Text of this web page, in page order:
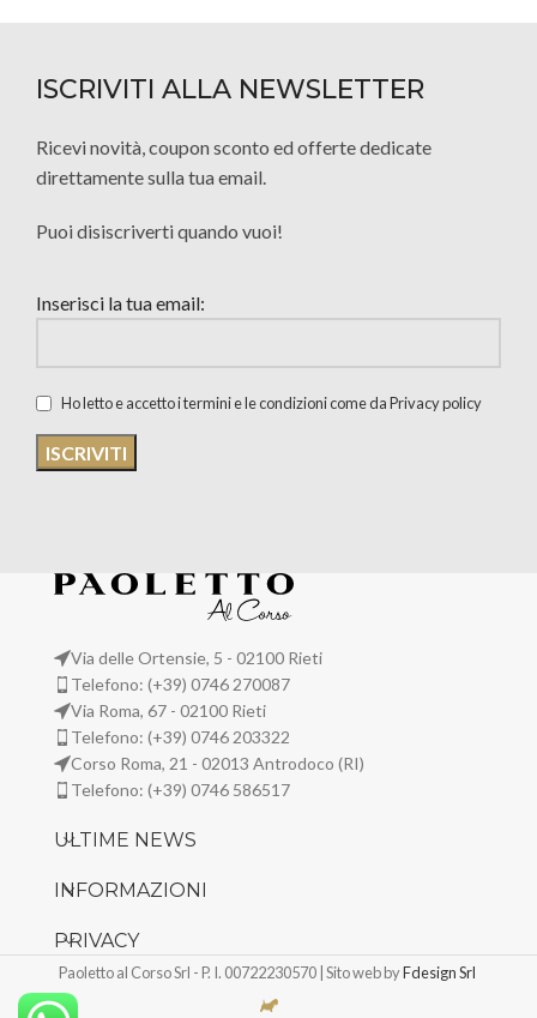
ISCRIVITI ALLA NEWSLETTER
Ricevi novità, coupon sconto ed offerte dedicate
direttamente sulla tua email.
Puoi disiscriverti quando vuoi!
Inserisci la tua email:
Ho letto e accetto i termini e le condizioni come da Privacy policy
Via delle Ortensie, 5 - 02100 Rieti
Telefono: (+39) 0746 270087
Via Roma, 67 - 02100 Rieti
Telefono: (+39) 0746 203322
Corso Roma, 21 - 02013 Antrodoco (RI)
Telefono: (+39) 0746 586517
ULTIME NEWS
INFORMAZIONI
PRIVACY
Paoletto al Corso Srl - P. I. 00722230570 | Sito web byFdesign Srl